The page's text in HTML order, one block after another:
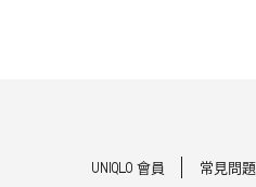
UNIQLO 會員 常見問題